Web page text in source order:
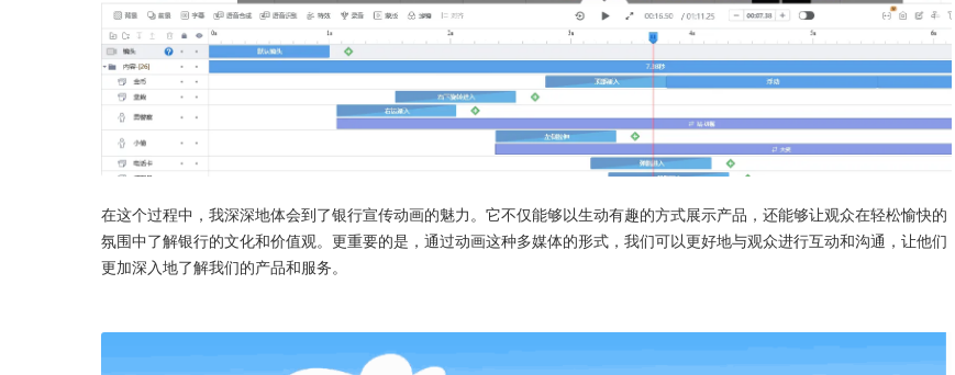
在这个过程中，我深深地体会到了银行宣传动画的魅力。它不仅能够以生动有趣的方式展示产品，还能够让观众在轻松愉快的
氛围中了解银行的文化和价值观。更重要的是，通过动画这种多媒体的形式，我们可以更好地与观众进行互动和沟通，让他们
更加深入地了解我们的产品和服务。